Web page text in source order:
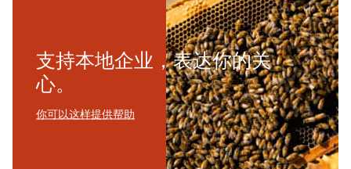
支持本地企业，表达你的关
心。
你可以这样提供帮助